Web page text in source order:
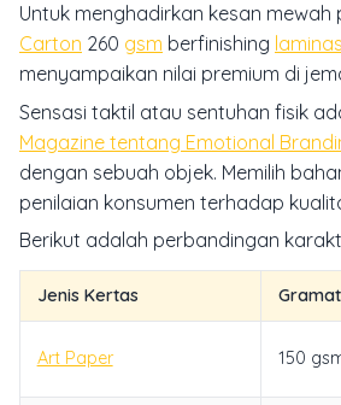
Untuk menghadirkan kesan
Carton 260 gsm berfinishing
menyampaikan nilai premium di
Sensasi taktil atau sentuhan fisik
Magazine tentang Emotional
dengan sebuah objek. Memilih
penilaian konsumen terhadap
Berikut adalah perbandingan
Jenis Kertas
Art Paper 150